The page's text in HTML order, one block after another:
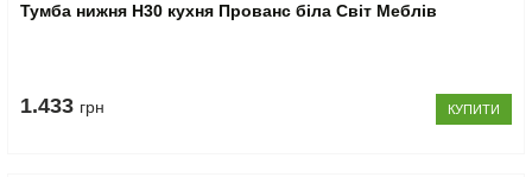
Тумба нижня Н30 кухня Прованс біла Світ Меблів
1.433 грн КУПИТИ